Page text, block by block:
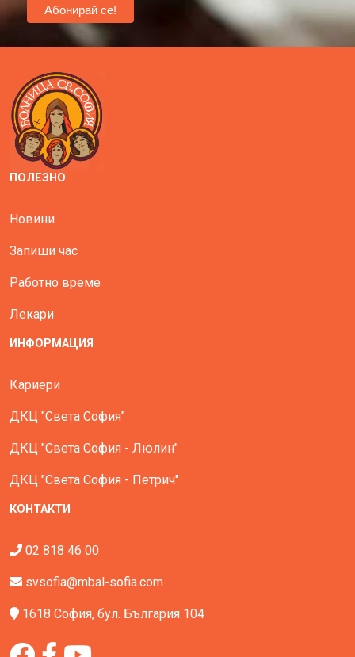
ПОЛЕЗНО
Новини
Запиши час
Работно време
Лекари
ИНФОРМАЦИЯ
Кариери
ДКЦ "Света София"
ДКЦ "Света София - Люлин"
ДКЦ "Света София - Петрич"
КОНТАКТИ
02 818 46 00
svsofia@mbal-sofia.com
1618 София, бул. България 104